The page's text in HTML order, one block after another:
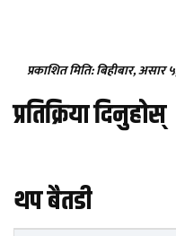
प्रकाशित मिति: बिहीबार, असार
प्रतिक्रिया दिनुहोस्
थप बैतडी